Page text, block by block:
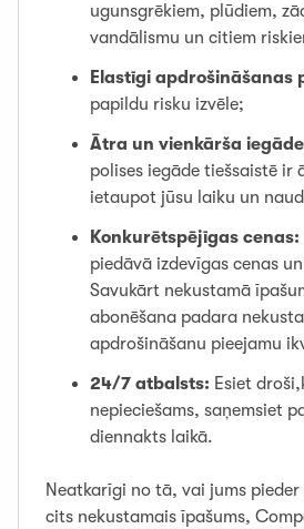
ugunsgrēkiem, plūdiem,
vandālismu un citiem
Elastīgi apdrošināšanas
papildu risku izvēle;
Ātra un vienkārša
polises iegāde tiešsaistē ir
ietaupot jūsu laiku un
Konkurētspējīgas cenas:
piedāvā izdevīgas cenas
Savukārt nekustamā
abonēšana padara
apdrošināšanu pieejamu
24/7 atbalsts: Esiet
nepieciešams, saņemsiet
diennakts laikā.
Neatkarīgi no tā, vai jums
cits nekustamais īpašums,